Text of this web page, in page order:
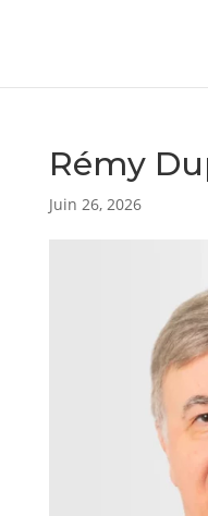
Rémy
Juin 26, 2026